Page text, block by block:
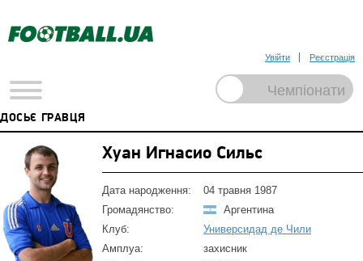
Увійти Реєстрація
ДОСЬЄ ГРАВЦЯ
Хуан Игнасио Сильс
Дата народження:
04 травня 1987
Громадянство:
Аргентина
Клуб:
Универсидад де Чили
Амплуа:
захисник